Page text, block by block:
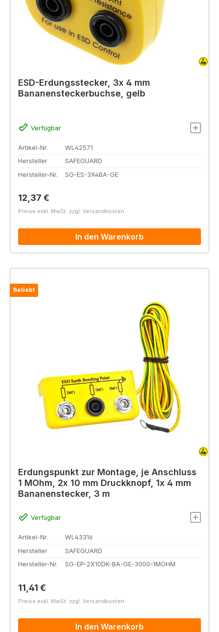
ESD-Erdungsstecker, 3x 4 mm
Bananensteckerbuchse, gelb
Verfügbar
Artikel-Nr.
WL42571
Hersteller
SAFEGUARD
Hersteller-Nr.
SG-ES-3X4BA-GE
Regulärer Preis:
12,37 €
Preise exkl. MwSt. zzgl. Versandkosten
In den Warenkorb
Beliebt
Erdungspunkt zur Montage, je Anschluss
1 MOhm, 2x 10 mm Druckknopf, 1x 4 mm
Bananenstecker, 3 m
Verfügbar
Artikel-Nr.
WL43316
Hersteller
SAFEGUARD
Hersteller-Nr.
SG-EP-2X10DK-BA-GE-3000-1MOHM
Regulärer Preis:
11,41 €
Preise exkl. MwSt. zzgl. Versandkosten
In den Warenkorb